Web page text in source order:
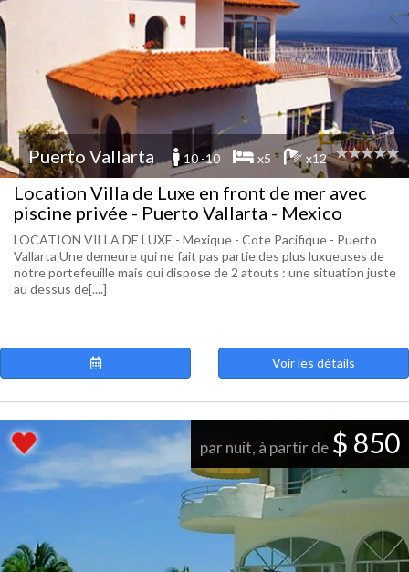
Puerto Vallarta 10 -10 x5 x12
Location Villa de Luxe en front de mer avec
piscine privée - Puerto Vallarta - Mexico
LOCATION VILLA DE LUXE - Mexique - Cote Pacifique - Puerto
Vallarta Une demeure qui ne fait pas partie des plus luxueuses de
notre portefeuille mais qui dispose de 2 atouts : une situation juste
au dessus de[....]
Voir les détails
par nuit, à partir de $ 850